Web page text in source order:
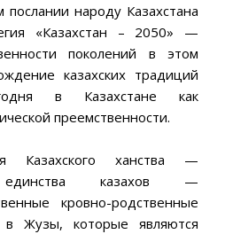
народу Казахстана
«Казахстан – 2050» —
поколений в этом
казахских традиций
в Казахстане как
преемственности.
Казахского ханства —
единства казахов —
кровно-родственные
Жузы, которые являются